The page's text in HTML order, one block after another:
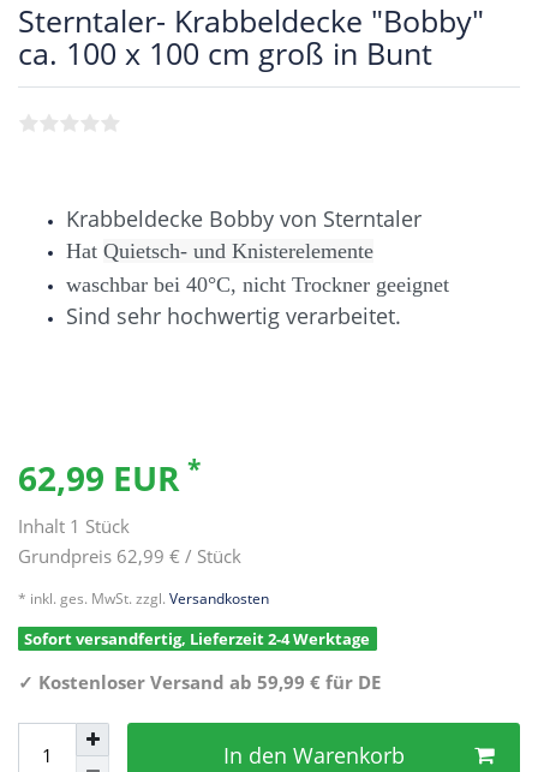
Sterntaler- Krabbeldecke "Bobby"
ca. 100 x 100 cm groß in Bunt
Krabbeldecke Bobby von Sterntaler
Hat Quietsch- und Knisterelemente
waschbar bei 40°C, nicht Trockner geeignet
Sind sehr hochwertig verarbeitet.
62,99 EUR *
Inhalt 1 Stück
Grundpreis 62,99 € / Stück
* inkl. ges. MwSt. zzgl. Versandkosten
Sofort versandfertig, Lieferzeit 2-4 Werktage
✓ Kostenloser Versand ab 59,99 € für DE
In den Warenkorb